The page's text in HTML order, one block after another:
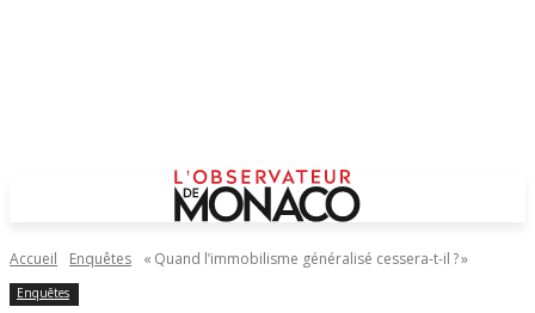
Accueil Enquêtes « Quand l’immobilisme généralisé cessera-t-il ? »
Enquêtes